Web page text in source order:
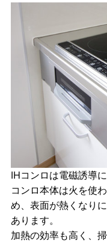
IHコンロ は電磁誘導
コンロ本体は火を使
め、表面が熱くなり
あります。
加熱の効率も高く、